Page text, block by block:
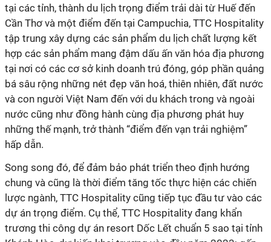
tại các tỉnh, thành du lịch trọng điểm trải dài từ Huế đến
Cần Thơ và một điểm đến tại Campuchia, TTC Hospitality
tập trung xây dựng các sản phẩm du lịch chất lượng kết
hợp các sản phẩm mang đậm dấu ấn văn hóa địa phương
tại nơi có các cơ sở kinh doanh trú đóng, góp phần quảng
bá sâu rộng những nét đẹp văn hoá, thiên nhiên, đất nước
và con người Việt Nam đến với du khách trong và ngoài
nước cũng như đồng hành cùng địa phương phát huy
những thế mạnh, trở thành “điểm đến vạn trải nghiệm”
hấp dẫn.
Song song đó, để đảm bảo phát triển theo định hướng
chung và cũng là thời điểm tăng tốc thực hiện các chiến
lược ngành, TTC Hospitality cũng tiếp tục đầu tư vào các
dự án trọng điểm. Cụ thể, TTC Hospitality đang khẩn
trương thi công dự án resort Dốc Lết chuẩn 5 sao tại tỉnh